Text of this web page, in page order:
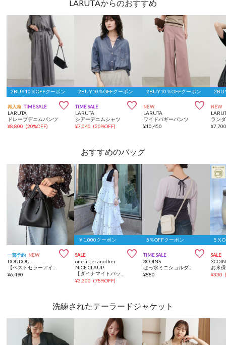
LARUTAからのおすすめ
2BUY10％OFFクーポン
再入荷 TIME SALE 
LARUTA
ドレープデニムパンツ
¥8,800 (20%OFF)
2BUY10％OFFクーポン
TIME SALE 
LARUTA
シアーデニムシャツ
¥7,040 (20%OFF)
2BUY10％OFFクーポン
NEW 
LARUTA
ワイドバギーパンツ
¥10,450
NEW
¥
おすすめのバッグ
一部予約 NEW 
DOUDOU
¥6,490
￥1,000クーポン
SALE 
one after another
NICE CLAUP
¥3,300 (78%OFF)
5％OFFクーポン
TIME SALE 
3COINS
はっ水ミニショルダーバッグ
¥880
5％
SALE
¥330
洗練されたテーラードジャケット